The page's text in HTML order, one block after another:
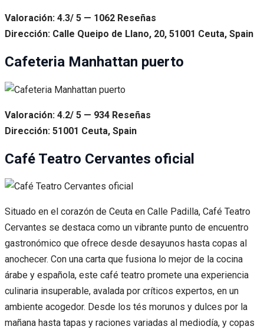
Valoración: 4.3/ 5 — 1062 Reseñas
Dirección: Calle Queipo de Llano, 20, 51001 Ceuta, Spain
Cafeteria Manhattan puerto
Valoración: 4.2/ 5 — 934 Reseñas
Dirección: 51001 Ceuta, Spain
Café Teatro Cervantes oficial
Situado en el corazón de Ceuta en Calle Padilla, Café Teatro
Cervantes se destaca como un vibrante punto de encuentro
gastronómico que ofrece desde desayunos hasta copas al
anochecer. Con una carta que fusiona lo mejor de la cocina
árabe y española, este café teatro promete una experiencia
culinaria insuperable, avalada por críticos expertos, en un
ambiente acogedor. Desde los tés morunos y dulces por la
mañana hasta tapas y raciones variadas al mediodía, y copas